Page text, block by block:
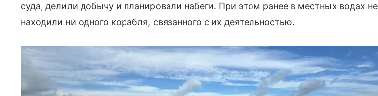
суда, делили добычу и планировали набеги. При этом ранее в местных водах не
находили ни одного корабля, связанного с их деятельностью.